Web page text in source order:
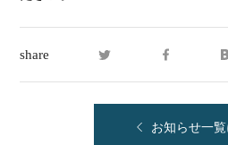
share
お知らせ一